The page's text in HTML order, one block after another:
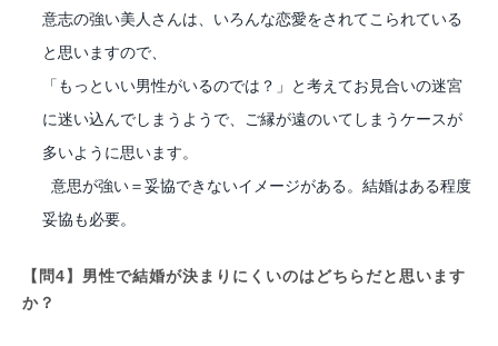
意志の強い美人さんは、いろんな恋愛をされてこられている
と思いますので、
「もっといい男性がいるのでは？」と考えてお見合いの迷宮
に迷い込んでしまうようで、ご縁が遠のいてしまうケースが
多いように思います。
意思が強い＝妥協できないイメージがある。結婚はある程度
妥協も必要。
【問4】男性で結婚が決まりにくいのはどちらだと思います
か？